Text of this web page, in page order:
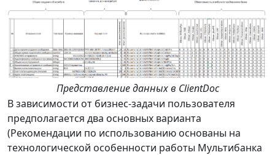
Представление данных в ClientDoc
В зависимости от бизнес-задачи пользователя
предполагается два основных варианта
(Рекомендации по использованию основаны на
технологической особенности работы Мультибанка